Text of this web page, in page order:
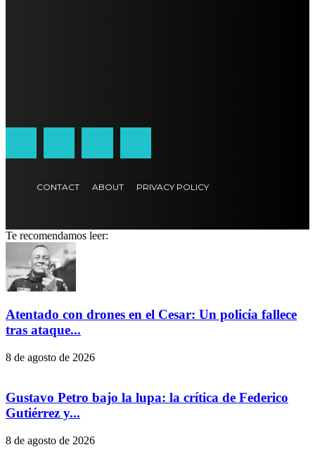
CONTACT ABOUT PRIVACY POLICY
Te recomendamos leer:
Atentado con drones en el Cesar: Un policía fallece
tras ataque...
8 de agosto de 2026
Gustavo Petro bajo la lupa: la crítica de Federico
Gutiérrez y...
8 de agosto de 2026